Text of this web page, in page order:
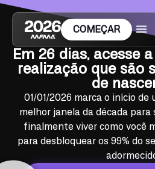
COMEÇAR
Em 26 dias, acesse
realização que são
de
01/01/2026 marca o início de
melhor janela da década para
finalmente viver como você
para desbloquear os 99% do